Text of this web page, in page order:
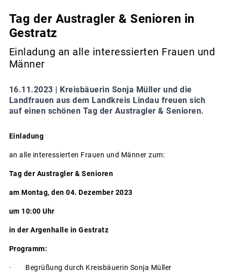
Tag der Austragler & Senioren in
Gestratz
Einladung an alle interessierten Frauen und
Männer
16.11.2023 | Kreisbäuerin Sonja Müller und die
Landfrauen aus dem Landkreis Lindau freuen sich
auf einen schönen Tag der Austragler & Senioren.
Einladung
an alle interessierten Frauen und Männer zum:
Tag der Austragler & Senioren
am Montag, den 04. Dezember 2023
um 10:00 Uhr
in der Argenhalle in Gestratz
Programm:
· Begrüßung durch Kreisbäuerin Sonja Müller